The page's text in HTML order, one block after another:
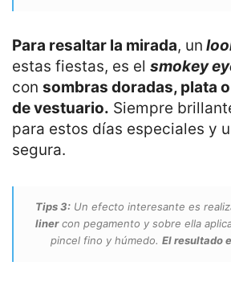
Para resaltar la mirada, un
estas fiestas, es el smokey
con sombras doradas, plata
de vestuario. Siempre
para estos días especiales y
segura.
Tips 3: Un efecto interesante es
linercon pegamento y sobre ella
pincel fino y húmedo. El resultado